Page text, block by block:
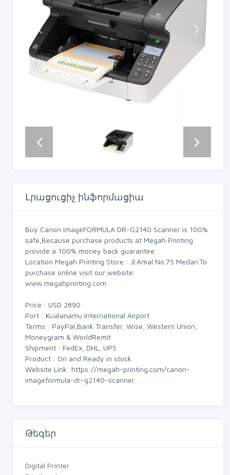
Լրացուցիչ ինֆորմացիա
Buy Canon ImageFORMULA DR-G2140 Scanner is 100%
safe,Because purchase products at Megah Printing
provide a 100% money back guarantee.
Location Megah Printing Store : Jl.Amal No.75 Medan.To
purchase online visit our website:
www.megahprinting.com
Price : USD 2890
Port : Kualanamu International Airport
Terms : PayPal,Bank Transfer, Wise, Western Union,
Moneygram & WorldRemit
Shipment : FedEx, DHL, UPS
Product : Ori and Ready in stock
Website Link :https://megah-printing.com/canon-
imageformula-dr-g2140-scanner
Թեգեր
Digital Printer